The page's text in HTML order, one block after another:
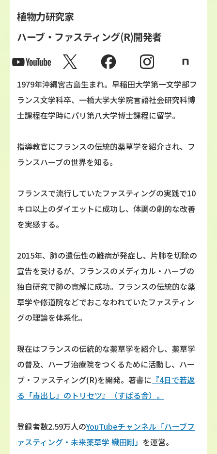
植物力研究家
ハーブ・ファスティング(R)開発者
1979年沖縄宮古島生まれ。早稲田大学第一文学部フ
ランス文学科卒、一橋大学大学院言語社会研究科博
士課程在学時にパリ第八大学博士課程に留学。
指導教官にフランスの伝統的薬草学を紹介され、フ
ランスハーブの世界を知る。
フランスで流行していたファスティングの実践で10
キロ以上のダイエットに成功し、体調の劇的な改善
を実感する。
2015年、肺の遺伝性の難病が発症し、片肺を切除の
宣告を受けるが、フランスのメディカル・ハーブの
独自研究で肺の寛解に成功。フランスの伝統的な薬
草学や修道院などでおこなわれていたファスティン
グの理論を体系化。
現在はフランスの伝統的な薬草学を紹介し、薬草学
の普及、ハーブ治療院をつくるために活動し、ハー
ブ・ファスティング(R)を開発。著書に 『4日で若返
る「毒出し」のトリセツ』（すばる舎）。
登録者数2.59万人のYouTubeチャンネル「ハーブフ
ァスティング・未来薬草学 織田剛」 を運営。